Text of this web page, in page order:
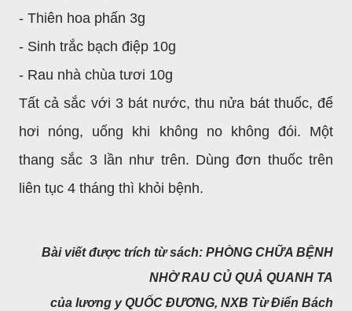
- Thiên hoa phấn 3g
- Sinh trắc bạch điệp 10g
- Rau nhà chùa tươi 10g
Tất cả sắc với 3 bát nước, thu nửa bát thuốc, để
hơi nóng, uống khi không no không đói. Một
thang sắc 3 lần như trên. Dùng đơn thuốc trên
liên tục 4 tháng thì khỏi bệnh.
Bài viết được trích từ sách: PHÒNG CHỮA BỆNH
NHỜ RAU CỦ QUẢ QUANH TA
của lương y QUỐC ĐƯƠNG, NXB Từ Điển Bách